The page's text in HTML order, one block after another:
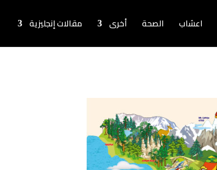
اعشاب الصحة أخرى مقالات إنجليزية